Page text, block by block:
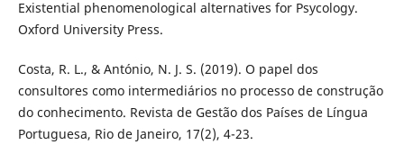
Existential phenomenological alternatives for Psycology.
Oxford University Press.
Costa, R. L., & António, N. J. S. (2019). O papel dos
consultores como intermediários no processo de construção
do conhecimento. Revista de Gestão dos Países de Língua
Portuguesa, Rio de Janeiro, 17(2), 4-23.